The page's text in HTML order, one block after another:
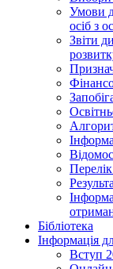
Умови
осіб з
Звіти
Бібліотека
Інформація
Вступ